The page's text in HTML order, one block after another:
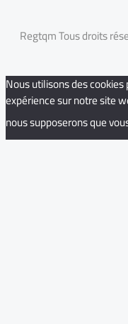
Regtqm Tous droits
Nous utilisons des
expérience sur notre site
nous supposerons que